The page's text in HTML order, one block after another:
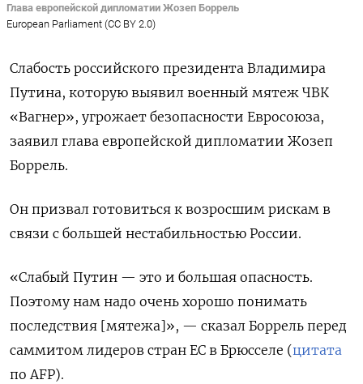
Глава европейской дипломатии Жозеп Боррель
European Parliament (CC BY 2.0)
Слабость российского президента Владимира
Путина, которую выявил военный мятеж ЧВК
«Вагнер», угрожает безопасности Евросоюза,
заявил глава европейской дипломатии Жозеп
Боррель.
Он призвал готовиться к возросшим рискам в
связи с большей нестабильностью России.
«Cлабый Путин — это и большая опасность.
Поэтому нам надо очень хорошо понимать
последствия [мятежа]», — сказал Боррель перед
саммитом лидеров стран ЕС в Брюсселе (цитата
по AFP).